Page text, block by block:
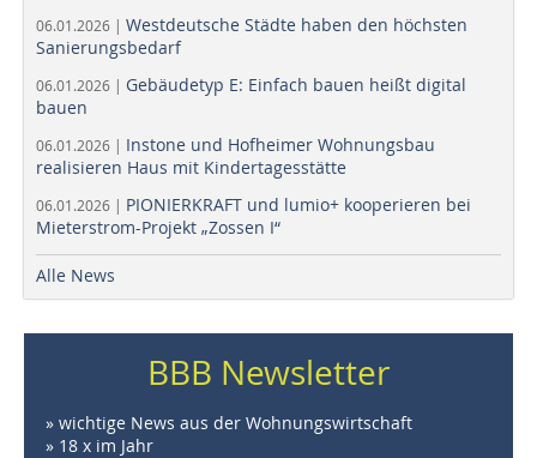
06.01.2026 | Westdeutsche Städte haben den höchsten
Sanierungsbedarf
06.01.2026 | Gebäudetyp E: Einfach bauen heißt digital
bauen
06.01.2026 | Instone und Hofheimer Wohnungsbau
realisieren Haus mit Kindertagesstätte
06.01.2026 | PIONIERKRAFT und lumio+ kooperieren bei
Mieterstrom-Projekt „Zossen I“
Alle News
BBB Newsletter
» wichtige News aus der Wohnungswirtschaft
» 18 x im Jahr